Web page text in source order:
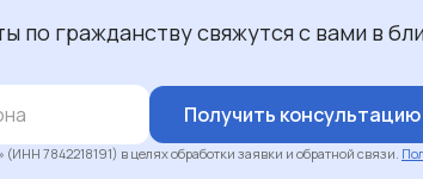
по гражданству свяжутся с вами в
7842218191) в целях обработки заявки и обратной связи.
Получить консультацию